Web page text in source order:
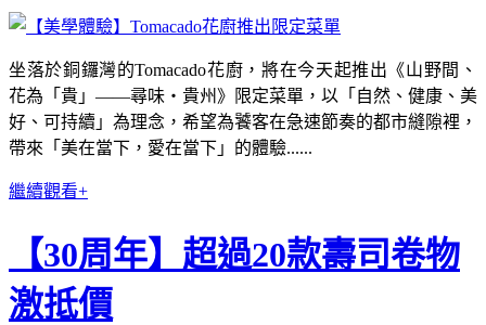
坐落於銅鑼灣的Tomacado花廚，將在今天起推出《山野間、
花為「貴」——尋味・貴州》限定菜單，以「自然、健康、美
好、可持續」為理念，希望為饕客在急速節奏的都市縫隙裡，
帶來「美在當下，愛在當下」的體驗......
繼續觀看+
【30周年】超過20款壽司卷物
激抵價